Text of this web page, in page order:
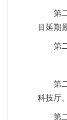
第
目延期
第
第
科技厅
第